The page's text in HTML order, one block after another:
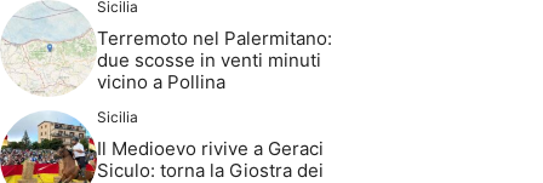
Sicilia
Terremoto nel Palermitano:
due scosse in venti minuti
vicino a Pollina
Sicilia
Il Medioevo rivive a Geraci
Siculo: torna la Giostra dei